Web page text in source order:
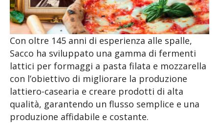
Con oltre 145 anni di esperienza alle spalle,
Sacco ha sviluppato una gamma di fermenti
lattici per formaggi a pasta filata e mozzarella
con l’obiettivo di migliorare la produzione
lattiero-casearia e creare prodotti di alta
qualità, garantendo un flusso semplice e una
produzione affidabile e costante.